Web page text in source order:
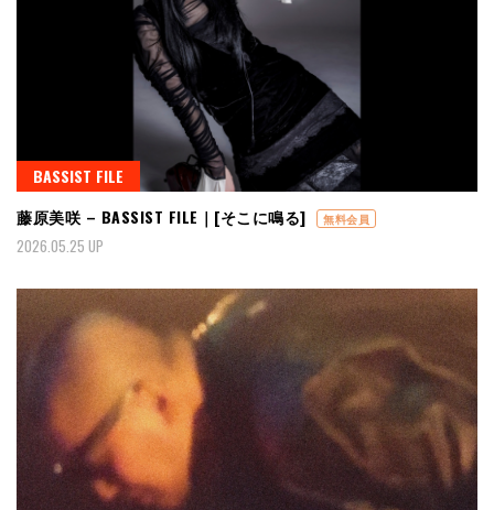
BASSIST FILE
藤原美咲 – BASSIST FILE｜[そこに鳴る]
無料会員
2026.05.25 UP